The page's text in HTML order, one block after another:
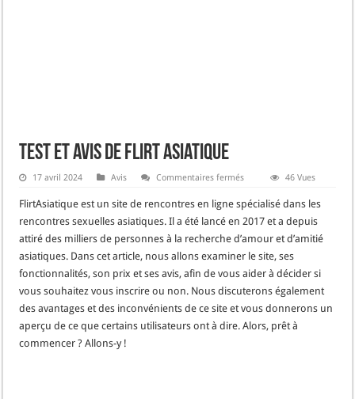
Test et Avis de Flirt Asiatique
17 avril 2024 Avis Commentaires ferméssur
et
Avis
de
Flirt
Asiatique
46 Vues
FlirtAsiatique est un site de rencontres en ligne spécialisé dans les
rencontres sexuelles asiatiques. Il a été lancé en 2017 et a depuis
attiré des milliers de personnes à la recherche d’amour et d’amitié
asiatiques. Dans cet article, nous allons examiner le site, ses
fonctionnalités, son prix et ses avis, afin de vous aider à décider si
vous souhaitez vous inscrire ou non. Nous discuterons également
des avantages et des inconvénients de ce site et vous donnerons un
aperçu de ce que certains utilisateurs ont à dire. Alors, prêt à
commencer ? Allons-y !